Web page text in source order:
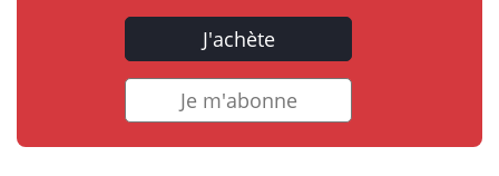
J'achète
Je m'abonne